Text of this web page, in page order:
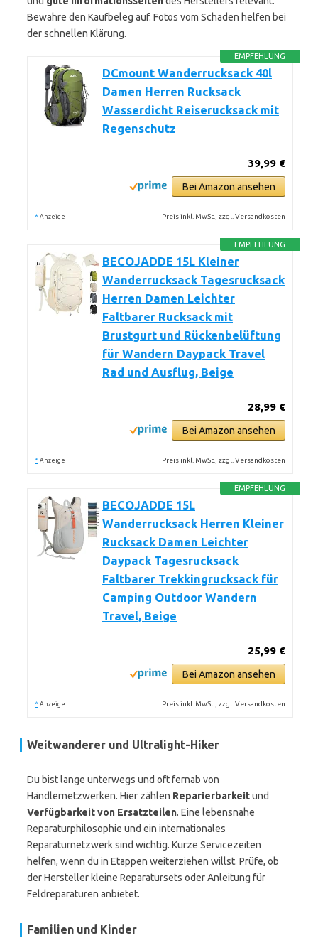
Bewahre den Kaufbeleg auf. Fotos vom Schaden helfen bei
der schnellen Klärung.
EMPFEHLUNG
DCmount Wanderrucksack 40l
Damen Herren Rucksack
Wasserdicht Reiserucksack mit
Regenschutz
39,99 €
Bei Amazon ansehen
* Anzeige Preis inkl. MwSt., zzgl. Versandkosten
EMPFEHLUNG
BECOJADDE 15L Kleiner
Wanderrucksack Tagesrucksack
Herren Damen Leichter
Faltbarer Rucksack mit
Brustgurt und Rückenbelüftung
für Wandern Daypack Travel
Rad und Ausflug, Beige
28,99 €
Bei Amazon ansehen
* Anzeige Preis inkl. MwSt., zzgl. Versandkosten
EMPFEHLUNG
BECOJADDE 15L
Wanderrucksack Herren Kleiner
Rucksack Damen Leichter
Daypack Tagesrucksack
Faltbarer Trekkingrucksack für
Camping Outdoor Wandern
Travel, Beige
25,99 €
Bei Amazon ansehen
* Anzeige Preis inkl. MwSt., zzgl. Versandkosten
Weitwanderer und Ultralight-Hiker
Du bist lange unterwegs und oft fernab von
Händlernetzwerken. Hier zählen Reparierbarkeitund
Verfügbarkeit von Ersatzteilen. Eine lebensnahe
Reparaturphilosophie und ein internationales
Reparaturnetzwerk sind wichtig. Kurze Servicezeiten
helfen, wenn du in Etappen weiterziehen willst. Prüfe, ob
der Hersteller kleine Reparatursets oder Anleitung für
Feldreparaturen anbietet.
Familien und Kinder